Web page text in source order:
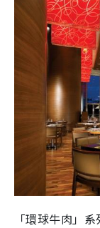
「環球牛肉」